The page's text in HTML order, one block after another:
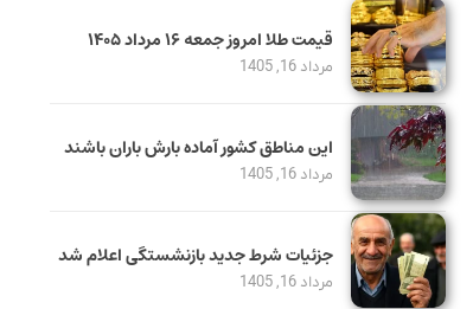
قیمت طلا امروز جمعه ۱۶ مرداد ۱۴۰۵
مرداد 16, 1405
این مناطق کشور آماده بارش باران باشند
مرداد 16, 1405
جزئیات شرط جدید بازنشستگی اعلام شد
مرداد 16, 1405